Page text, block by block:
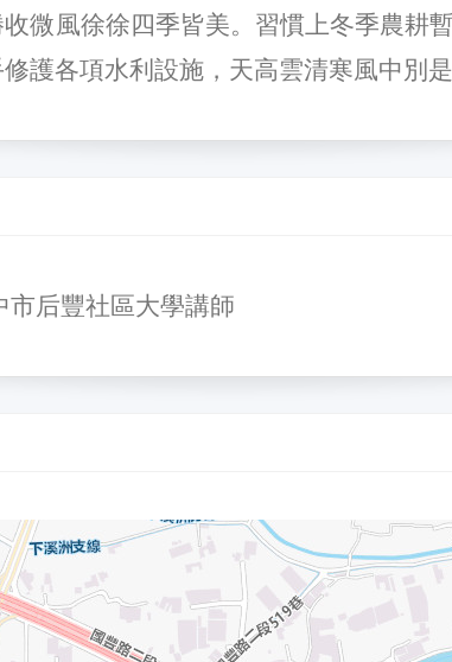
微風徐徐四季皆美。習慣上冬季農耕
護各項水利設施，天高雲清寒風中別是
市后豐社區大學講師